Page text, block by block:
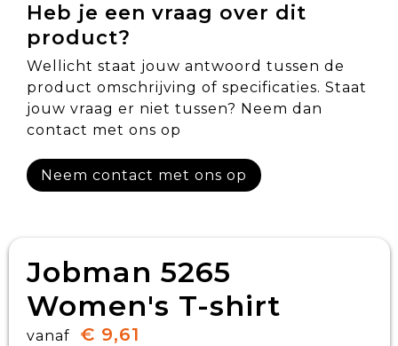
Heb je een vraag over dit
product?
Wellicht staat jouw antwoord tussen de
product omschrijving of specificaties. Staat
jouw vraag er niet tussen? Neem dan
contact met ons op
Neem contact met ons op
Jobman 5265
Women's T-shirt
vanaf € 9,61